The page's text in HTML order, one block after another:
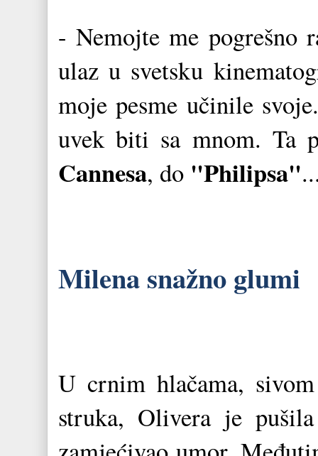
- Nemojte me pogrešno
ulaz u svetsku
moje pesme učinile
uvek biti sa mnom. Ta
Cannesa, do "Philipsa"
Milena snažno glumi
U crnim hlačama,
struka, Olivera je